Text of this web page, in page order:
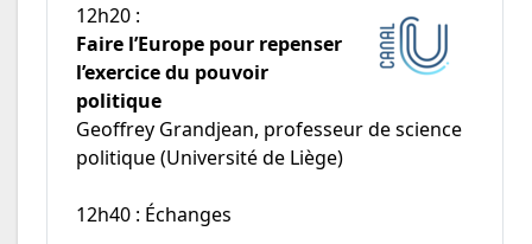
12h20 :
Faire l’Europe pour repenser
l’exercice du pouvoir
politique
Geoffrey Grandjean, professeur de science
politique (Université de Liège)
12h40 : Échanges